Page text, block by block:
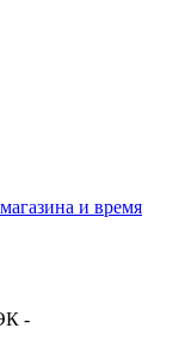
и время
-